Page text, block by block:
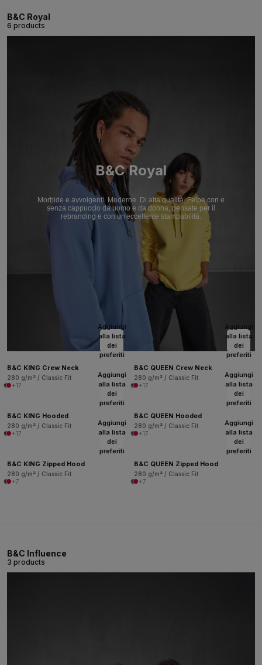
B&C Royal
6 products
B&C Royal
Morbide e avvolgenti. Moderne. Di alta qualità. Felpe con e
senza cappuccio da uomo e da donna, pensate per il
rebranding e con un'eccellente stampabilità.
Aggiungi
alla lista
dei
preferiti
B&C KING Crew Neck
280 g/m² / Classic Fit
+17
Aggiungi
alla lista
dei
preferiti
B&C QUEEN Crew Neck
280 g/m² / Classic Fit
+17
Aggiungi
alla lista
dei
preferiti
B&C KING Hooded
280 g/m² / Classic Fit
+17
Aggiungi
alla lista
dei
preferiti
B&C QUEEN Hooded
280 g/m² / Classic Fit
+17
Aggiungi
alla lista
dei
preferiti
B&C KING Zipped Hood
280 g/m² / Classic Fit
+7
Aggiungi
alla lista
dei
preferiti
B&C QUEEN Zipped Hood
280 g/m² / Classic Fit
+7
B&C Influence
3 products